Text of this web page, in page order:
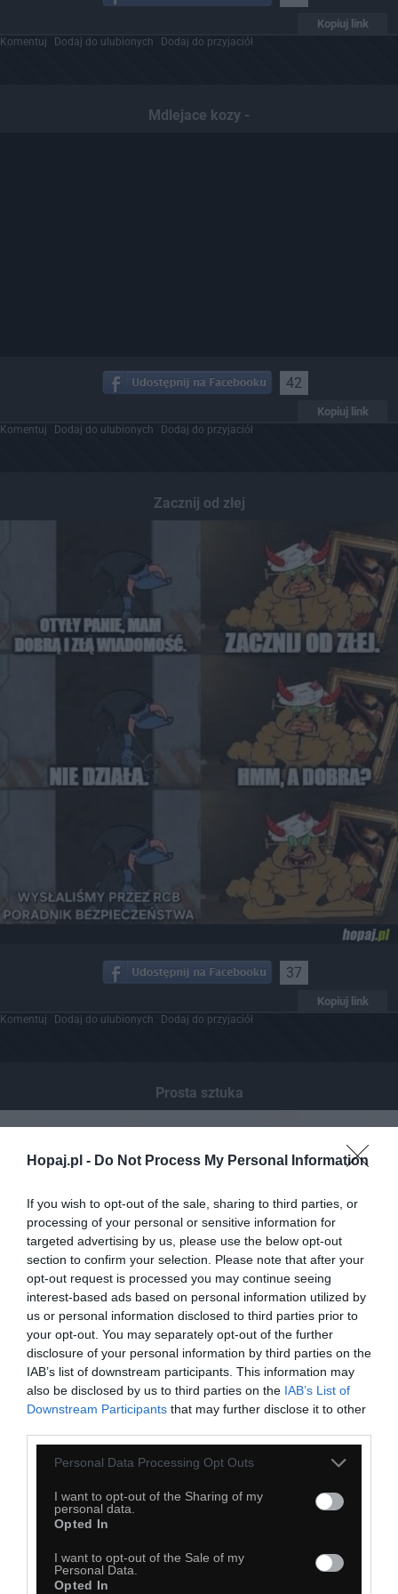
Hopaj.pl - Do Not Process My Personal Information
If you wish to opt-out of the sale, sharing to third parties, or
processing of your personal or sensitive information for
targeted advertising by us, please use the below opt-out
section to confirm your selection. Please note that after your
opt-out request is processed you may continue seeing
interest-based ads based on personal information utilized by
us or personal information disclosed to third parties prior to
your opt-out. You may separately opt-out of the further
disclosure of your personal information by third parties on the
IAB’s list of downstream participants. This information may
also be disclosed by us to third parties on the IAB’s List of
Downstream Participants that may further disclose it to other
Personal Data Processing Opt Outs
I want to opt-out of the Sharing of my
personal data.
Opted In
I want to opt-out of the Sale of my
Personal Data.
Opted In
Kopiuj link
Komentuj Dodaj do ulubionych Dodaj do przyjaciół
Mdlejace kozy -
42
Kopiuj link
Komentuj Dodaj do ulubionych Dodaj do przyjaciół
Zacznij od złej
37
Kopiuj link
Komentuj Dodaj do ulubionych Dodaj do przyjaciół
Prosta sztuka